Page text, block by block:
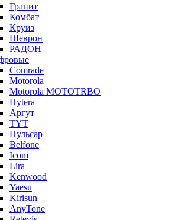
Гранит
Комбат
Круиз
Шеврон
РАДОН
Comrade
Motorola
Motorola MOTOTRBO
Hytera
Аргут
TYT
Пульсар
Belfone
Icom
Lira
Kenwood
Yaesu
Kirisun
AnyTone